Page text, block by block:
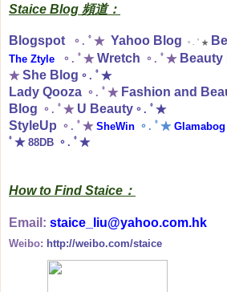
Staice Blog 頻道：
Blogspot 。. ﾟ★ Yahoo Blog 。. ﾟ★
The Ztyle
。. ﾟ★ Wretch 。. ﾟ★
★ She Blog 。. ﾟ★
Lady Qooza 。. ﾟ★ Fashion and
Blog 。. ﾟ★ U Beauty 。. ﾟ★
StyleUp 。. ﾟ★ SheWin 。. ﾟ★ Glamabog
ﾟ★ 88DB 。. ﾟ★
How to Find Staice：
Email: staice_liu@yahoo.com.hk
Weibo: http://weibo.com/staice